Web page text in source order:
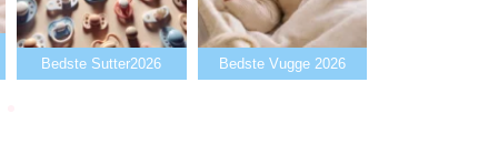
Bedste Sutter2026 Bedste Vugge 2026